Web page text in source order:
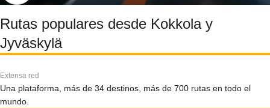
Rutas populares desde Kokkola y
Jyväskylä
Extensa red
Una plataforma, más de 34 destinos, más de 700 rutas en todo el
mundo.